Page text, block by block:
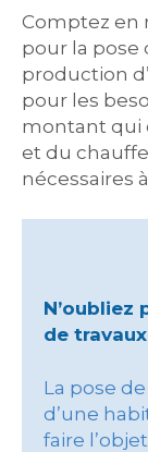
Comptez en
pour la pose
production
pour les
montant qui
et du
nécessaires
N’oubliez
de travaux
La pose
d’une
faire